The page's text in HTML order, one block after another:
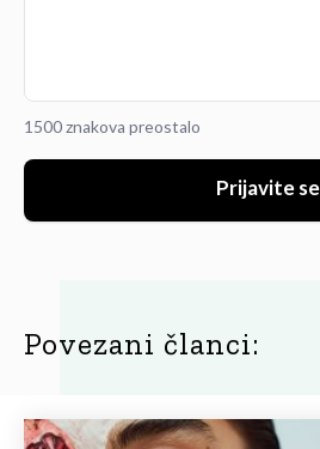
1500 znakova preostalo
Prijavite se
Povezani članci: